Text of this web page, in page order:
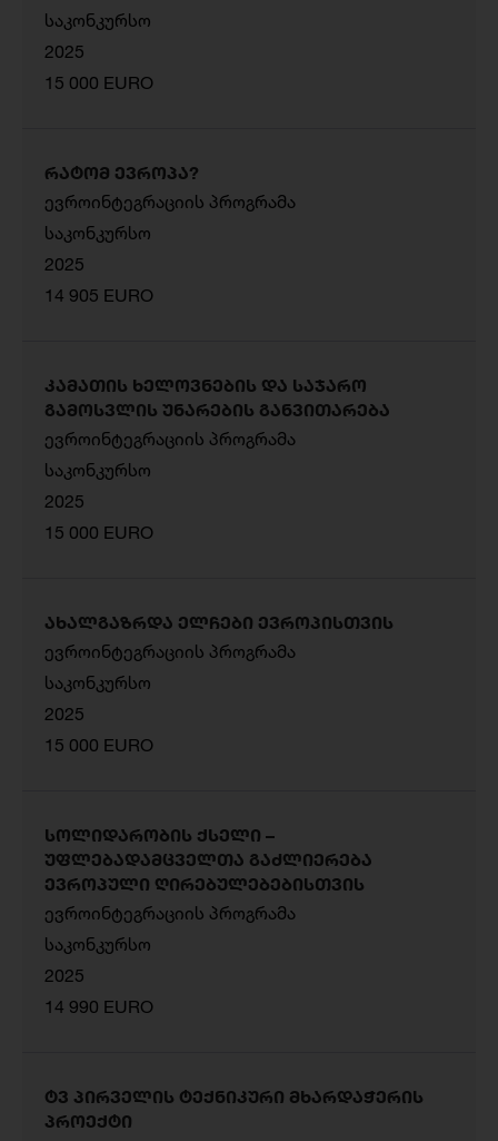
საკონკურსო
2025
15 000 EURO
რატომ ევროპა?
ევროინტეგრაციის პროგრამა
საკონკურსო
2025
14 905 EURO
კამათის ხელოვნების და საჯარო
გამოსვლის უნარების განვითარება
ევროინტეგრაციის პროგრამა
საკონკურსო
2025
15 000 EURO
ახალგაზრდა ელჩები ევროპისთვის
ევროინტეგრაციის პროგრამა
საკონკურსო
2025
15 000 EURO
სოლიდარობის ქსელი –
უფლებადამცველთა გაძლიერება
ევროპული ღირებულებებისთვის
ევროინტეგრაციის პროგრამა
საკონკურსო
2025
14 990 EURO
ტვ პირველის ტექნიკური მხარდაჭერის
პროექტი